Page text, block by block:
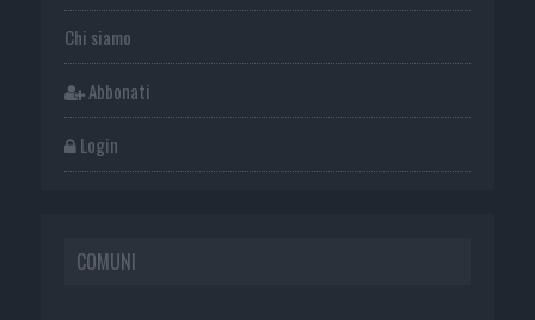
Chi siamo
Abbonati
Login
COMUNI